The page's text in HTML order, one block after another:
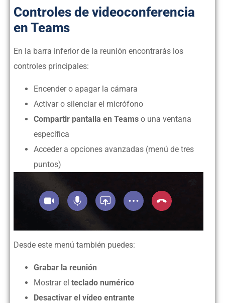
Controles de videoconferencia
en Teams
En la barra inferior de la reunión encontrarás los
controles principales:
Encender o apagar la cámara
Activar o silenciar el micrófono
Compartir pantalla en Teams o una ventana
específica
Acceder a opciones avanzadas (menú de tres
puntos)
Desde este menú también puedes:
Grabar la reunión
Mostrar el teclado numérico
Desactivar el vídeo entrante